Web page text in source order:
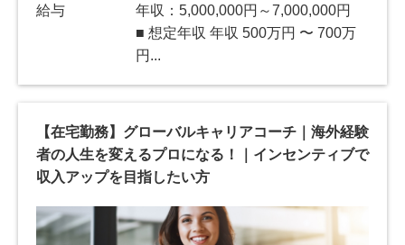
給与
年収：5,000,000円～7,000,000円
■ 想定年収 年収 500万円 〜 700万
円...
【在宅勤務】グローバルキャリアコーチ｜海外経験
者の人生を変えるプロになる！｜インセンティブで
収入アップを目指したい方